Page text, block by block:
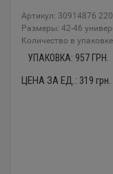
Артикул: 30914876
Размеры: 42-46
Количество в
УПАКОВКА: 957 ГРН.
ЦЕНА ЗА ЕД.: 319 грн.